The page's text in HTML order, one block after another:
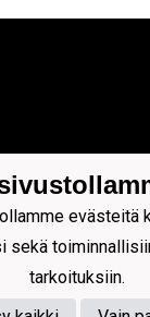
evästeitä
sekä
tarkoituksiin.